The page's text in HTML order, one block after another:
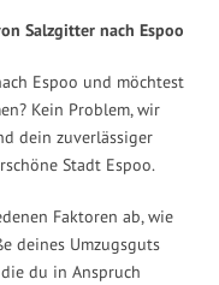
Salzgitter nach Espoo
Espoo und möchtest
Kein Problem, wir
dein zuverlässiger
Stadt Espoo.
Faktoren ab, wie
deines Umzugsguts
du in Anspruch